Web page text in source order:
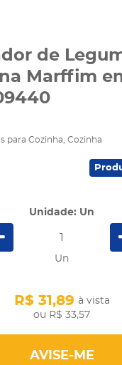
de
Marffim
para Cozinha Cozinha
Unidade: Un
Un
R$ 33,57
R$ 31,89 à vista
AVISE-ME